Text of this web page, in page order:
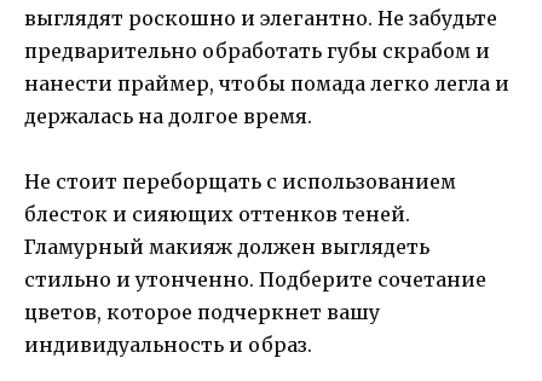
выглядят роскошно и элегантно. Не забудьте
предварительно обработать губы скрабом и
нанести праймер, чтобы помада легко легла и
держалась на долгое время.
Не стоит переборщать с использованием
блесток и сияющих оттенков теней.
Гламурный макияж должен выглядеть
стильно и утонченно. Подберите сочетание
цветов, которое подчеркнет вашу
индивидуальность и образ.